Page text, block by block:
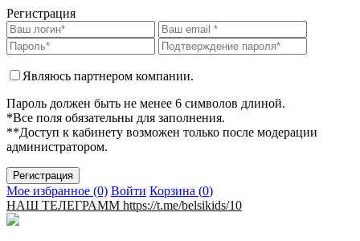
Регистрация
Являюсь партнером компании.
Пароль должен быть не менее 6 символов длиной.
*Все поля обязательны для заполнения.
**Доступ к кабинету возможен только после модерации
администратором.
Мое избранное (0) Войти Корзина (0)
НАШ ТЕЛЕГРАММ https://t.me/belsikids/10